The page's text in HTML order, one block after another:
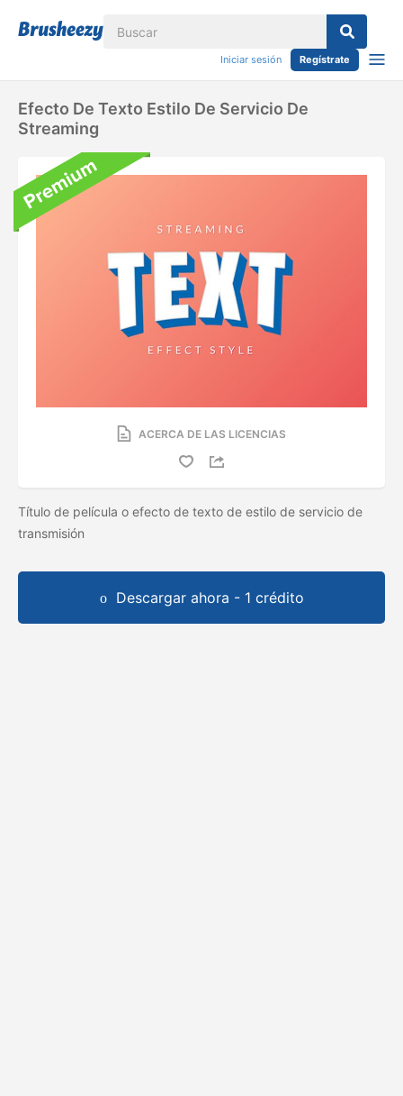
Iniciar sesión Regístrate
Efecto De Texto Estilo De Servicio De
Streaming
ACERCA DE LAS LICENCIAS
Título de película o efecto de texto de estilo de servicio de
transmisión
Descargar ahora - 1 crédito